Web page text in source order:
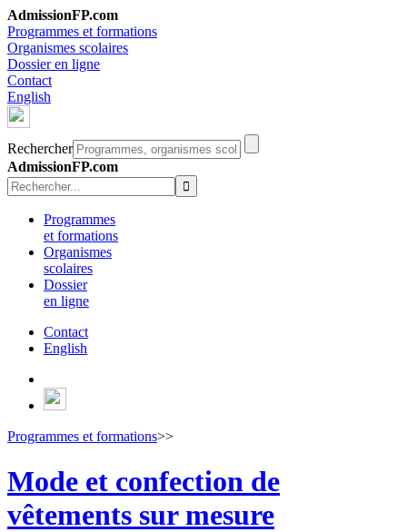
AdmissionFP.com
Programmes et formations
Organismes scolaires
Dossier en ligne
Contact
English
Rechercher
AdmissionFP.com
Programmes
et formations
Organismes
scolaires
Dossier
en ligne
Contact
English
Programmes et formations>>
Mode et confection de
vêtements sur mesure